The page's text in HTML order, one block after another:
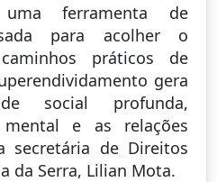
ferramenta de
para acolher o
práticos de
gera
social profunda,
e as relações
secretária de Direitos
da Serra, Lilian Mota.